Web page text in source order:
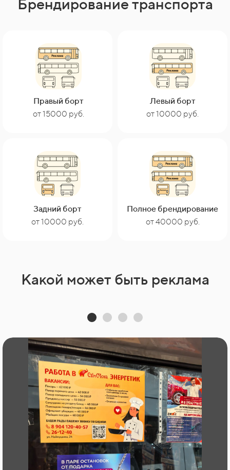
Брендирование транспорта
Правый борт
от 15000 руб.
Левый борт
от 10000 руб.
Задний борт
от 10000 руб.
Полное брендирование
от 40000 руб.
Какой может быть реклама